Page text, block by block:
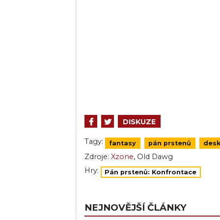
DISKUZE
Tagy: fantasy pán prstenů
Zdroje: Xzone, Old Dawg
Hry:
Pán prstenů: Konfrontace
NEJNOVĚJŠÍ ČLÁNKY